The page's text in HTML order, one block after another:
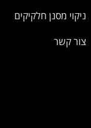
ניקוי מסנן חלקיקים
צור קשר